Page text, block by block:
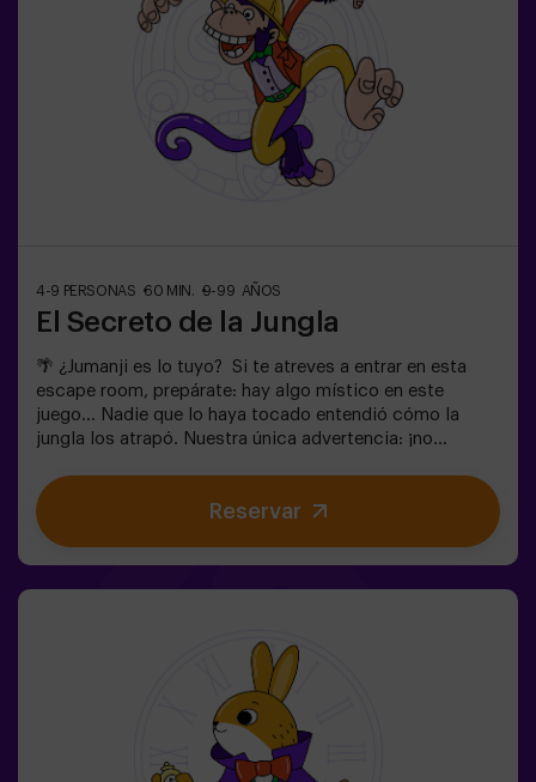
4-9 PERSONAS 60 MIN. 9-99 AÑOS
El Secreto de la Jungla
🌴 ¿Jumanji es lo tuyo? Si te atreves a entrar en esta
escape room, prepárate: hay algo místico en este
juego... Nadie que lo haya tocado entendió cómo la
jungla los atrapó. Nuestra única advertencia: ¡no
¿Realmente creíais que sería fácil escapar? 🐒
Necesitamos un equipo con valor para encontrar la caja
del juego y volver a encerrar a este mundo mágico en su
igual de 14 años deberán entrar al menos con 1 adulto,
pero recomendamos entrar acompañados de un monitor
(consúltanos las condiciones).🧩 Es una sala de
dificultad alta pero si incluyes las palabras MODO EASY
en tu reserva, podremos añadir pistas adicionales para
que bajar el nivel de dificultad.
Reservar